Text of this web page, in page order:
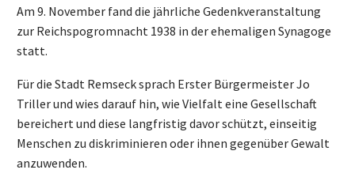
Am 9. November fand die jährliche Gedenkveranstaltung
zur Reichspogromnacht 1938 in der ehemaligen Synagoge
statt.
Für die Stadt Remseck sprach Erster Bürgermeister Jo
Triller und wies darauf hin, wie Vielfalt eine Gesellschaft
bereichert und diese langfristig davor schützt, einseitig
Menschen zu diskriminieren oder ihnen gegenüber Gewalt
anzuwenden.